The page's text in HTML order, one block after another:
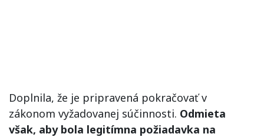
Doplnila, že je pripravená pokračovať v
zákonom vyžadovanej súčinnosti. Odmieta
však, aby bola legitímna požiadavka na